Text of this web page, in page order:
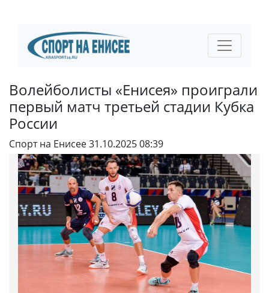
Волейболисты «Енисея» проиграли
первый матч третьей стадии Кубка
России
Спорт на Енисее31.10.2025 08:39